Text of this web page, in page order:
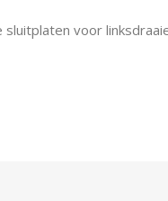
voor